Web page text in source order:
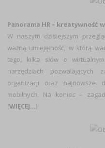
Panorama HR – kreatywność
W naszym dzisiejszym
ważną umiejętność, w którą
tego, kilka słów o
narzędziach pozwalających
organizacji oraz najnowsze
mobilnych. Na koniec –
(WIĘCEJ…)